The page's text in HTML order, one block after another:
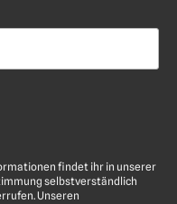
findet ihr in unserer
selbstverständlich
Unseren